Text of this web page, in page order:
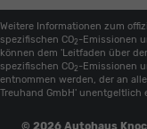
Weitere Informationen zum
spezifischen CO2 -Emissionen
können dem 'Leitfaden über
spezifischen CO2 -Emissionen
entnommen werden, der an
Treuhand GmbH'